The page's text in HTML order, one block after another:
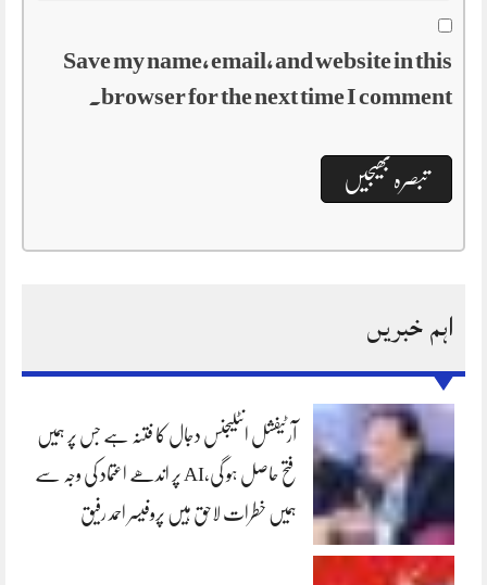
Save my name, email, and website in this
browser for the next time I comment.
اہم خبریں
آرٹیفشل انٹلیجنس دجال کا فتنہ ہے جس پر ہمیں
فتح حاصل ہو گی،AI پر اندھے اعتماد کی وجہ سے
ہمیں خطرات لاحق ہیں پروفیسر احمد رفیق